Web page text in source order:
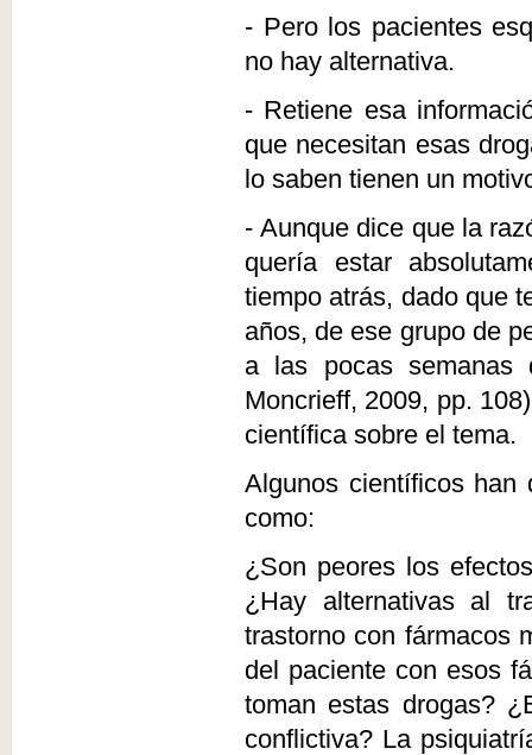
- Pero los pacientes
no hay alternativa.
- Retiene esa
que necesitan esas
lo saben tienen un
- Aunque dice que la
quería estar
tiempo atrás, dado que
años, de ese grupo de
a las pocas semanas
Moncrieff, 2009, pp.
científica sobre el tema.
Algunos científicos han
como:
¿Son peores los
¿Hay alternativas al
trastorno con fármacos
del paciente con esos
toman estas drogas?
conflictiva? La